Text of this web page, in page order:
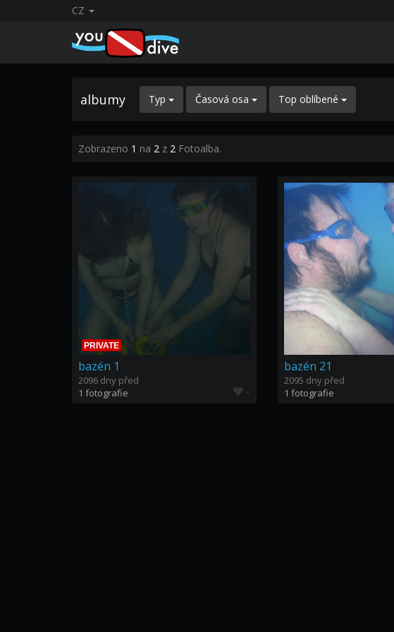
CZ
albumy Typ Časová osa Top oblíbené
Zobrazeno 1 na 2 z 2 Fotoalba.
PRIVATE
bazén 1
2096 dny před
1 fotografie
-
bazén 21
2095 dny před
1 fotografie